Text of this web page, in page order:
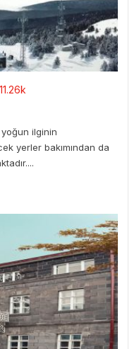
11.26k
ilginin
yerler bakımından da